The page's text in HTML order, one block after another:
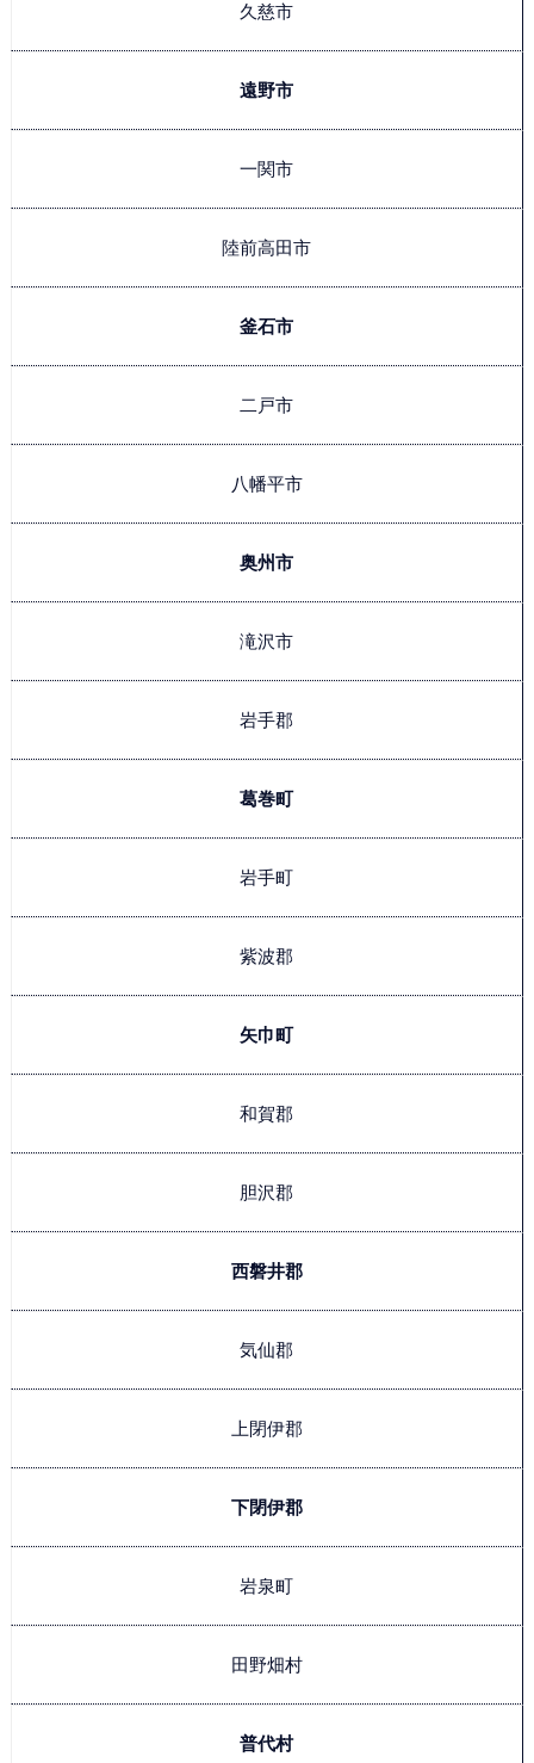
久慈市
遠野市
一関市
陸前高田市
釜石市
二戸市
八幡平市
奥州市
滝沢市
岩手郡
葛巻町
岩手町
紫波郡
矢巾町
和賀郡
胆沢郡
西磐井郡
気仙郡
上閉伊郡
下閉伊郡
岩泉町
田野畑村
普代村